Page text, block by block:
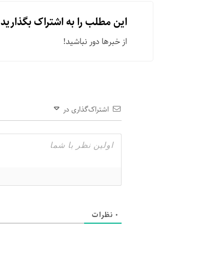
این مطلب را به اشتراک بگذارید
از خبرها دور نباشید!
اشتراک‌گذاری در
0 نظرات